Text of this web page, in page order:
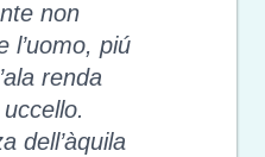
non
l’uomo, piú
renda
dell’àquila